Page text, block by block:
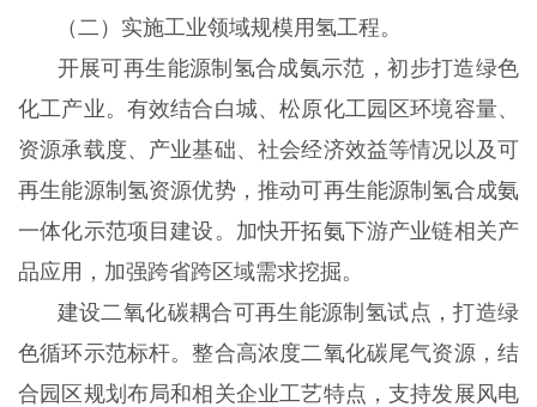
（二）实施工业领域规模用氢工程。
开展可再生能源制氢合成氨示范，初步打造绿色
化工产业。有效结合白城、松原化工园区环境容量、
资源承载度、产业基础、社会经济效益等情况以及可
再生能源制氢资源优势，推动可再生能源制氢合成氨
一体化示范项目建设。加快开拓氨下游产业链相关产
品应用，加强跨省跨区域需求挖掘。
建设二氧化碳耦合可再生能源制氢试点，打造绿
色循环示范标杆。整合高浓度二氧化碳尾气资源，结
合园区规划布局和相关企业工艺特点，支持发展风电